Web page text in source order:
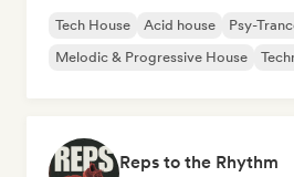
Tech House Acid house Psy-
Melodic & Progressive House
Reps to the Rhythm